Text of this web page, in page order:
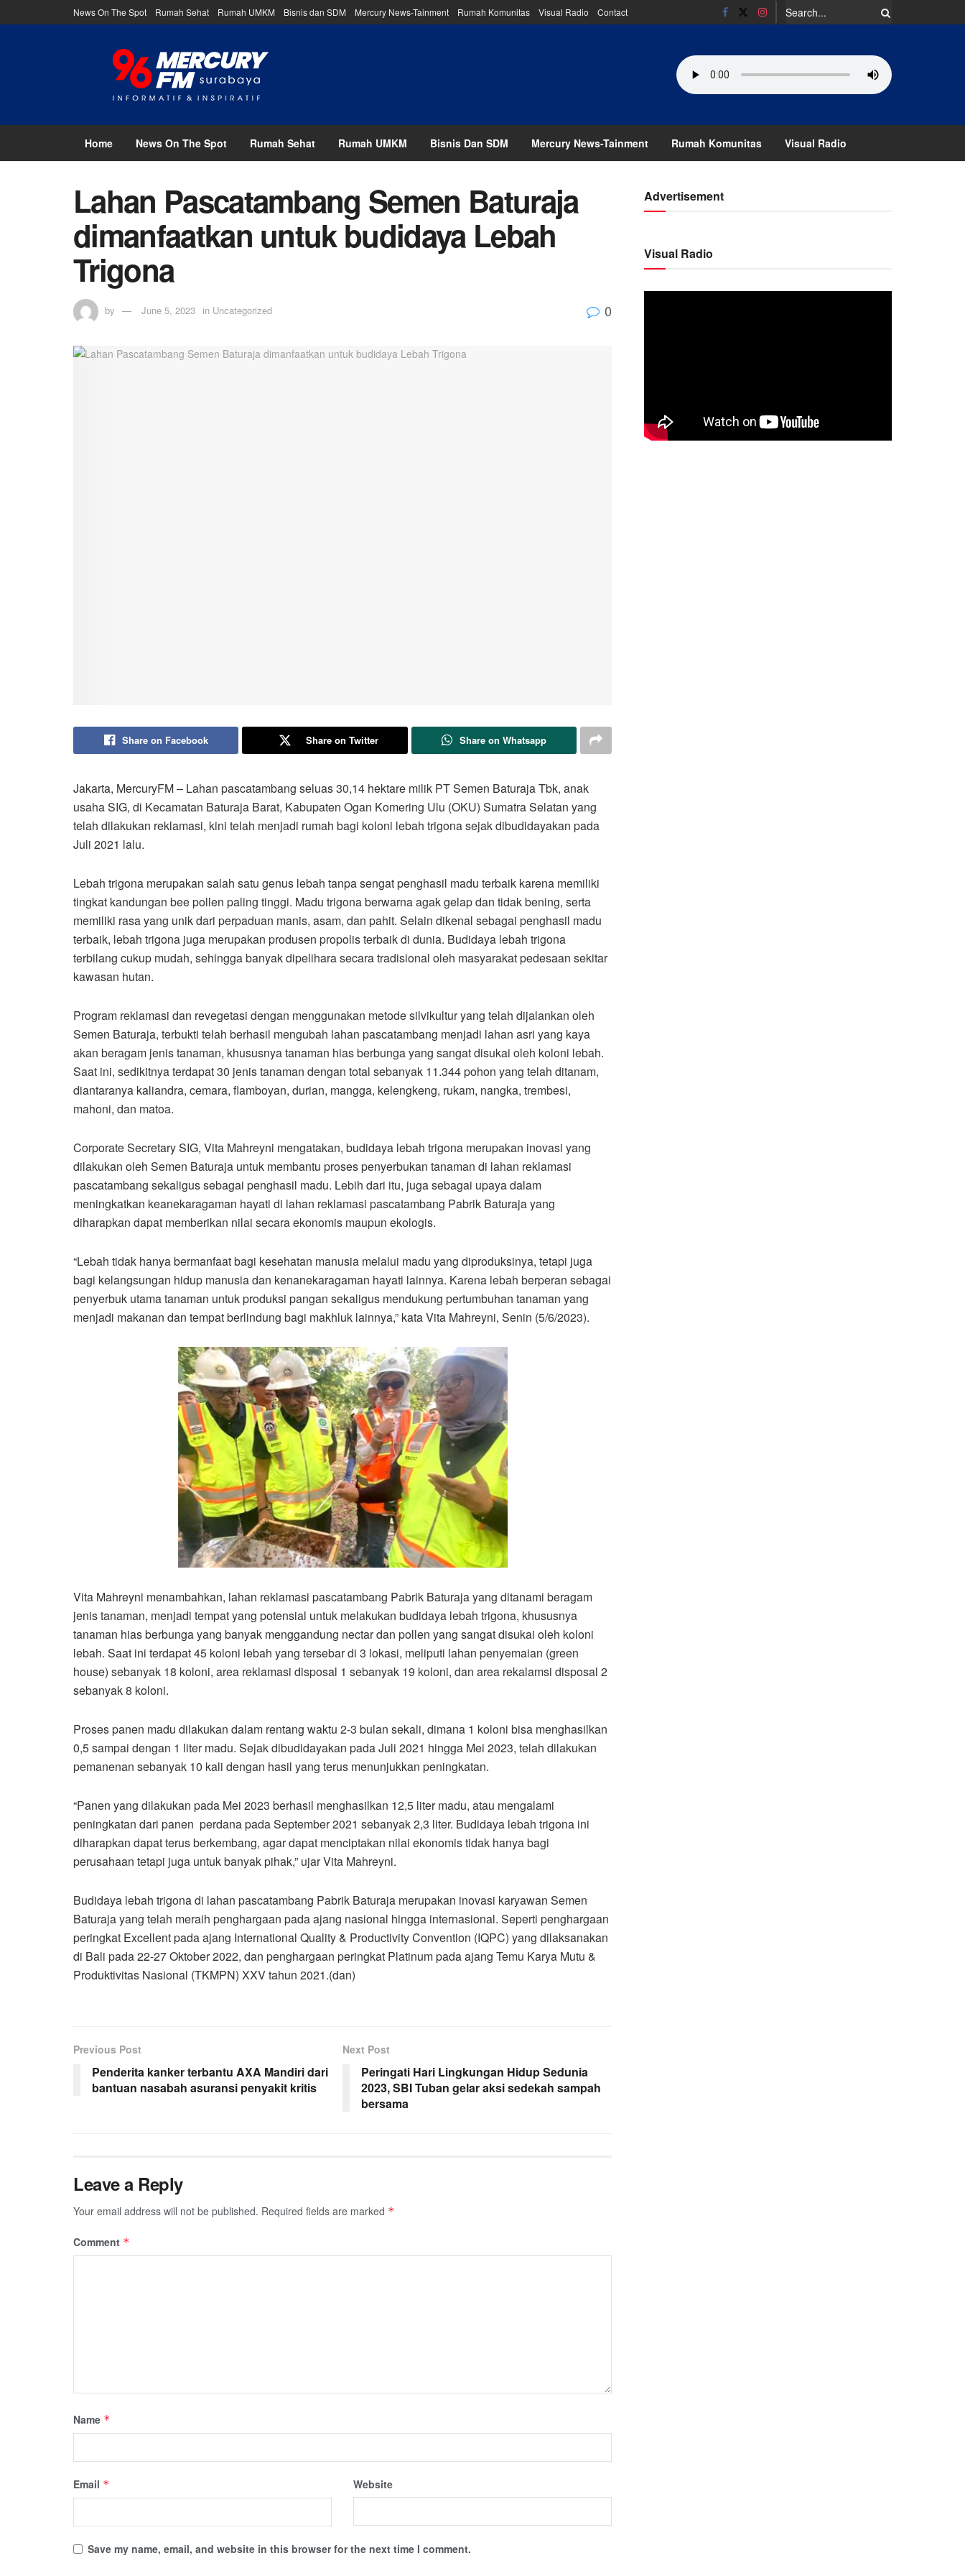
News On The Spot Rumah Sehat Rumah UMKM Bisnis dan SDM Mercury News-Tainment Rumah Komunitas Visual Radio Contact
Home News On The Spot Rumah Sehat Rumah UMKM Bisnis Dan SDM Mercury News-Tainment Rumah Komunitas Visual Radio
Lahan Pascatambang Semen Baturaja
dimanfaatkan untuk budidaya Lebah
Trigona
by June 5, 2023 in Uncategorized 0
Share on Facebook Share on Twitter Share on Whatsapp
Jakarta, MercuryFM – Lahan pascatambang seluas 30,14 hektare milik PT Semen Baturaja Tbk, anak
usaha SIG, di Kecamatan Baturaja Barat, Kabupaten Ogan Komering Ulu (OKU) Sumatra Selatan yang
telah dilakukan reklamasi, kini telah menjadi rumah bagi koloni lebah trigona sejak dibudidayakan pada
Juli 2021 lalu.
Lebah trigona merupakan salah satu genus lebah tanpa sengat penghasil madu terbaik karena memiliki
tingkat kandungan bee pollen paling tinggi. Madu trigona berwarna agak gelap dan tidak bening, serta
memiliki rasa yang unik dari perpaduan manis, asam, dan pahit. Selain dikenal sebagai penghasil madu
terbaik, lebah trigona juga merupakan produsen propolis terbaik di dunia. Budidaya lebah trigona
terbilang cukup mudah, sehingga banyak dipelihara secara tradisional oleh masyarakat pedesaan sekitar
kawasan hutan.
Program reklamasi dan revegetasi dengan menggunakan metode silvikultur yang telah dijalankan oleh
Semen Baturaja, terbukti telah berhasil mengubah lahan pascatambang menjadi lahan asri yang kaya
akan beragam jenis tanaman, khususnya tanaman hias berbunga yang sangat disukai oleh koloni lebah.
Saat ini, sedikitnya terdapat 30 jenis tanaman dengan total sebanyak 11.344 pohon yang telah ditanam,
diantaranya kaliandra, cemara, flamboyan, durian, mangga, kelengkeng, rukam, nangka, trembesi,
mahoni, dan matoa.
Corporate Secretary SIG, Vita Mahreyni mengatakan, budidaya lebah trigona merupakan inovasi yang
dilakukan oleh Semen Baturaja untuk membantu proses penyerbukan tanaman di lahan reklamasi
pascatambang sekaligus sebagai penghasil madu. Lebih dari itu, juga sebagai upaya dalam
meningkatkan keanekaragaman hayati di lahan reklamasi pascatambang Pabrik Baturaja yang
diharapkan dapat memberikan nilai secara ekonomis maupun ekologis.
“Lebah tidak hanya bermanfaat bagi kesehatan manusia melalui madu yang diproduksinya, tetapi juga
bagi kelangsungan hidup manusia dan kenanekaragaman hayati lainnya. Karena lebah berperan sebagai
penyerbuk utama tanaman untuk produksi pangan sekaligus mendukung pertumbuhan tanaman yang
menjadi makanan dan tempat berlindung bagi makhluk lainnya,” kata Vita Mahreyni, Senin (5/6/2023).
Vita Mahreyni menambahkan, lahan reklamasi pascatambang Pabrik Baturaja yang ditanami beragam
jenis tanaman, menjadi tempat yang potensial untuk melakukan budidaya lebah trigona, khususnya
tanaman hias berbunga yang banyak menggandung nectar dan pollen yang sangat disukai oleh koloni
lebah. Saat ini terdapat 45 koloni lebah yang tersebar di 3 lokasi, meliputi lahan penyemaian (green
house) sebanyak 18 koloni, area reklamasi disposal 1 sebanyak 19 koloni, dan area rekalamsi disposal 2
sebanyak 8 koloni.
Proses panen madu dilakukan dalam rentang waktu 2-3 bulan sekali, dimana 1 koloni bisa menghasilkan
0,5 sampai dengan 1 liter madu. Sejak dibudidayakan pada Juli 2021 hingga Mei 2023, telah dilakukan
pemanenan sebanyak 10 kali dengan hasil yang terus menunjukkan peningkatan.
“Panen yang dilakukan pada Mei 2023 berhasil menghasilkan 12,5 liter madu, atau mengalami
peningkatan dari panen perdana pada September 2021 sebanyak 2,3 liter. Budidaya lebah trigona ini
diharapkan dapat terus berkembang, agar dapat menciptakan nilai ekonomis tidak hanya bagi
perusahaan tetapi juga untuk banyak pihak,” ujar Vita Mahreyni.
Budidaya lebah trigona di lahan pascatambang Pabrik Baturaja merupakan inovasi karyawan Semen
Baturaja yang telah meraih penghargaan pada ajang nasional hingga internasional. Seperti penghargaan
peringkat Excellent pada ajang International Quality & Productivity Convention (IQPC) yang dilaksanakan
di Bali pada 22-27 Oktober 2022, dan penghargaan peringkat Platinum pada ajang Temu Karya Mutu &
Produktivitas Nasional (TKMPN) XXV tahun 2021.(dan)
Previous Post
Penderita kanker terbantu AXA Mandiri dari
bantuan nasabah asuransi penyakit kritis
Next Post
Peringati Hari Lingkungan Hidup Sedunia
2023, SBI Tuban gelar aksi sedekah sampah
bersama
Leave a Reply
Your email address will not be published. Required fields are marked *
Comment *
Name *
Email * Website
Save my name, email, and website in this browser for the next time I comment.
Advertisement
Visual Radio